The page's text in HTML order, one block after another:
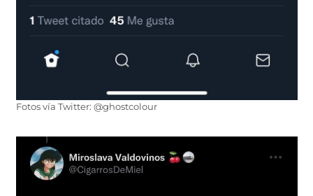
Fotos vía Twitter: @ghostcolour